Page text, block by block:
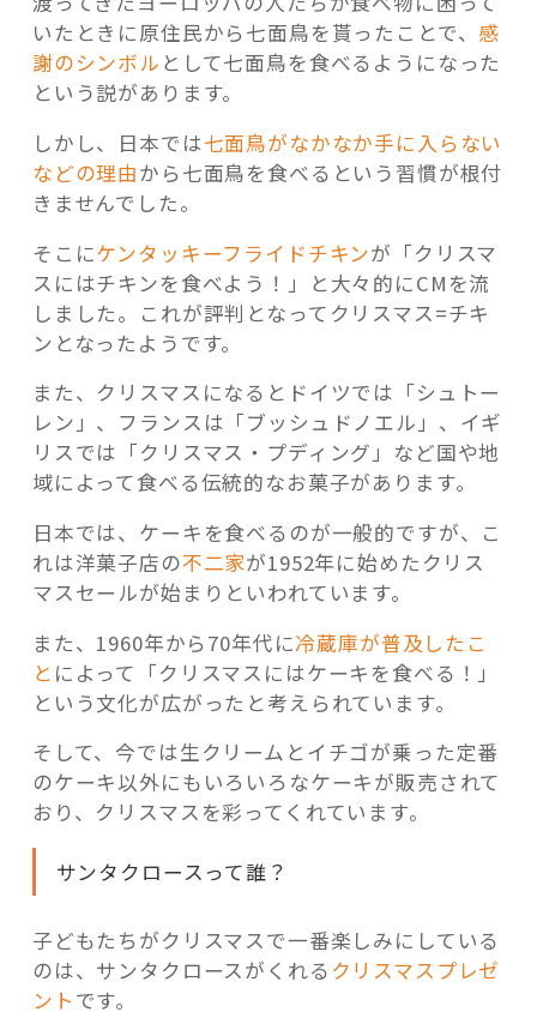
いたときに原住民から七面鳥を貰ったことで、 感
謝のシンボル として七面鳥を食べるようになった
という説があります。
しかし、日本では七面鳥がなかなか手に入らない
などの理由から七面鳥を食べるという習慣が根付
きませんでした。
そこにケンタッキーフライドチキンが「クリスマ
スにはチキンを食べよう！」と大々的にCMを流
しました。これが評判となってクリスマス=チキ
ンとなったようです。
また、クリスマスになるとドイツでは「シュトー
レン」、フランスは「ブッシュドノエル」、イギ
リスでは「クリスマス・プディング」など国や地
域によって食べる伝統的なお菓子があります。
日本では、ケーキを食べるのが一般的ですが、こ
れは洋菓子店の不二家が1952年に始めたクリス
マスセールが始まりといわれています。
また、1960年から70年代に冷蔵庫が普及したこ
と によって「クリスマスにはケーキを食べる！」
という文化が広がったと考えられています。
そして、今では生クリームとイチゴが乗った定番
のケーキ以外にもいろいろなケーキが販売されて
おり、クリスマスを彩ってくれています。
サンタクロースって誰？
子どもたちがクリスマスで一番楽しみにしている
のは、サンタクロースがくれる クリスマスプレゼ
ント です。